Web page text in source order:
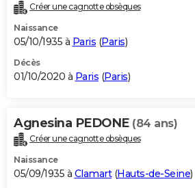
Créer une cagnotte obsèques
Naissance
05/10/1935 à Paris (Paris)
Décès
01/10/2020 à Paris (Paris)
Agnesina PEDONE (84 ans)
Créer une cagnotte obsèques
Naissance
05/09/1935 à Clamart(Hauts-de-Seine)